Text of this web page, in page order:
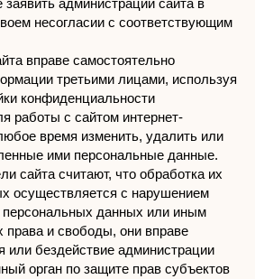
заявить администрации сайта в
несогласии с соответствующим
вправе самостоятельно
третьими лицами, используя
конфиденциальности
работы с сайтом интернет-
время изменить, удалить или
ими персональные данные.
сайта считают, что обработка их
осуществляется с нарушением
персональных данных или иным
права и свободы, они вправе
или бездействие администрации
орган по защите прав субъектов